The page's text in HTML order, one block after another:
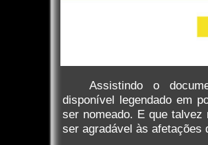
Assistindo o
disponível legendado em
ser nomeado. E que
ser agradável às afetações